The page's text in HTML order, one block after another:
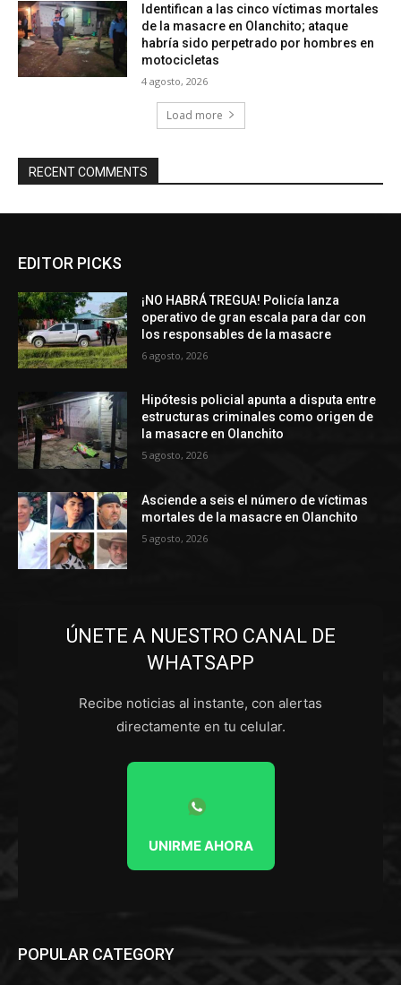
Identifican a las cinco víctimas mortales
de la masacre en Olanchito; ataque
habría sido perpetrado por hombres en
motocicletas
4 agosto, 2026
Load more
RECENT COMMENTS
EDITOR PICKS
¡NO HABRÁ TREGUA! Policía lanza
operativo de gran escala para dar con
los responsables de la masacre
6 agosto, 2026
Hipótesis policial apunta a disputa entre
estructuras criminales como origen de
la masacre en Olanchito
5 agosto, 2026
Asciende a seis el número de víctimas
mortales de la masacre en Olanchito
5 agosto, 2026
ÚNETE A NUESTRO CANAL DE
WHATSAPP
Recibe noticias al instante, con alertas
directamente en tu celular.
UNIRME AHORA
POPULAR CATEGORY